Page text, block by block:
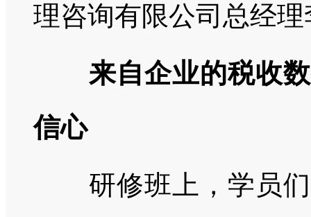
理咨询有限公司总经
来自企业的税收
信心
研修班上，学员们